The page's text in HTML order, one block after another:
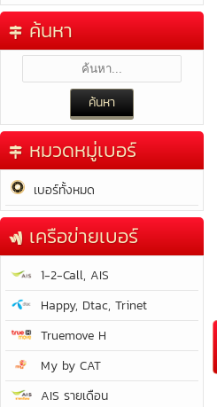
ค้นหา
หมวดหมู่เบอร์
เบอร์ทั้งหมด
เครือข่ายเบอร์
1-2-Call, AIS
Happy, Dtac, Trinet
Truemove H
My by CAT
AIS รายเดือน